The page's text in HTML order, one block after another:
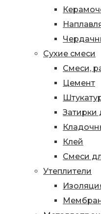
Сухие смеси
Смеси,
Цемент
Затирки
Клей
Смеси
Утеплители